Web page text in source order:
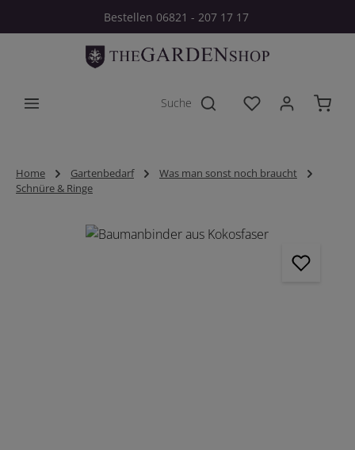
Zum Hauptinhalt springenBestellen 06821 - 207 17 17
Du hast 0
Home Gartenbedarf
Was man sonst noch braucht
Schnüre & Ringe
Bildergalerie überspringen